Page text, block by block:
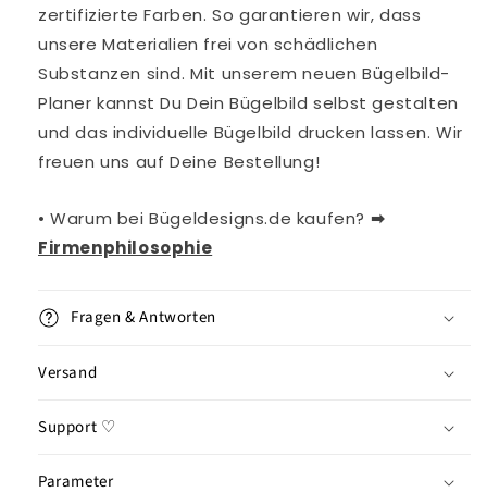
zertifizierte Farben. So garantieren wir, dass
unsere Materialien frei von schädlichen
Substanzen sind. Mit unserem neuen Bügelbild-
Planer kannst Du Dein Bügelbild selbst gestalten
und das individuelle Bügelbild drucken lassen. Wir
freuen uns auf Deine Bestellung!
• Warum bei Bügeldesigns.de kaufen? ➡︎
Firmenphilosophie
Fragen & Antworten
Versand
Support ♡
Parameter